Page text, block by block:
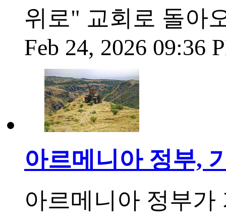
위로" 교회로 돌아
Feb 24, 2026 09:36
아르메니아 정부,
아르메니아 정부